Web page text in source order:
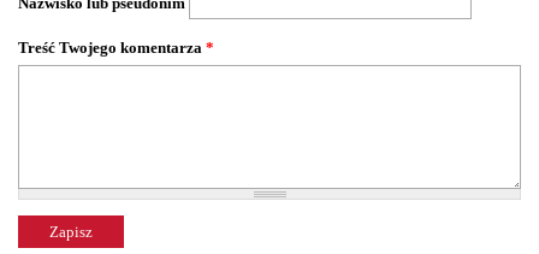
Treść Twojego komentarza *